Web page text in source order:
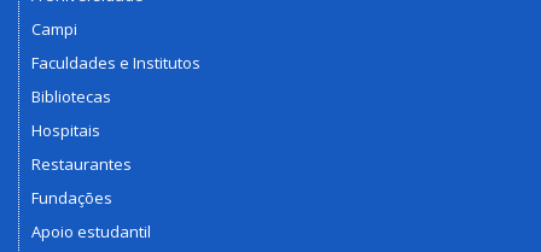
Campi
Faculdades e Institutos
Bibliotecas
Hospitais
Restaurantes
Fundações
Apoio estudantil